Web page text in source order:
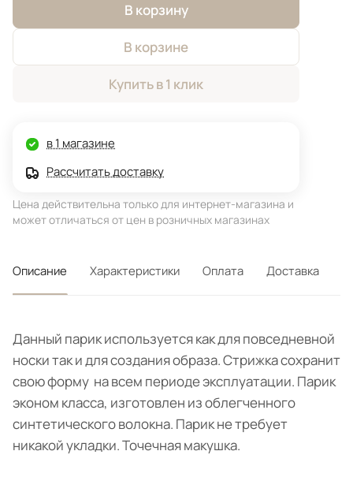
В корзину
В корзине
Купить в 1 клик
в 1 магазине
Рассчитать доставку
Цена действительна только для интернет-магазина и
может отличаться от цен в розничных магазинах
Описание Характеристики Оплата Доставка
Данный парик используется как для повседневной
носки так и для создания образа. Стрижка сохранит
свою форму на всем периоде эксплуатации. Парик
эконом класса, изготовлен из облегченного
синтетического волокна. Парик не требует
никакой укладки. Точечная макушка.